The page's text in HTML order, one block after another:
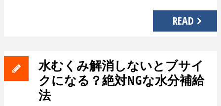
READ
水むくみ解消しないとブサイ
クになる？絶対NGな水分補給
法